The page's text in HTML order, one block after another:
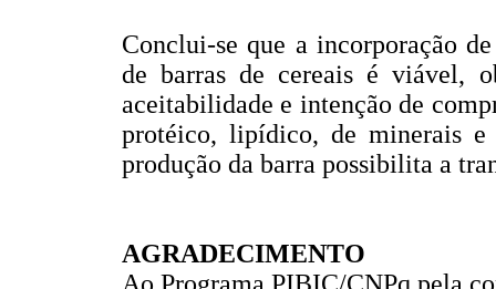
Conclui-se que a incorporação
de barras de cereais é viável,
aceitabilidade e intenção de
protéico, lipídico, de minerais
produção da barra possibilita a
AGRADECIMENTO
Ao Programa PIBIC/CNPq pela